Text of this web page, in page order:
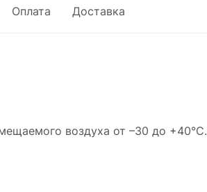
Оплата Доставка
воздуха от –30 до +40°С.